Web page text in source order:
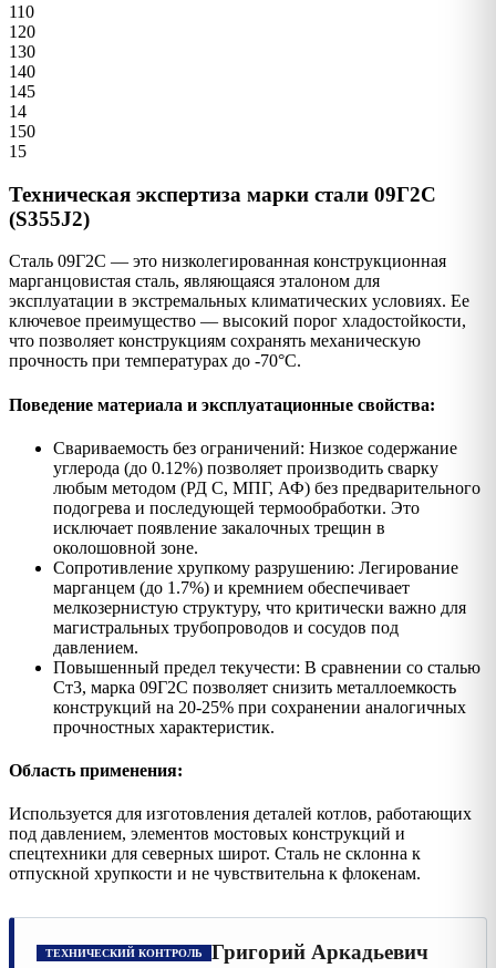
110
120
130
140
145
14
150
15
Техническая экспертиза марки стали 09Г2С
(S355J2)
Сталь 09Г2С — это низколегированная конструкционная
марганцовистая сталь, являющаяся эталоном для
эксплуатации в экстремальных климатических условиях. Ее
ключевое преимущество — высокий порог хладостойкости,
что позволяет конструкциям сохранять механическую
прочность при температурах до -70°C.
Поведение материала и эксплуатационные свойства:
Свариваемость без ограничений: Низкое содержание
углерода (до 0.12%) позволяет производить сварку
любым методом (РД С, МПГ, АФ) без предварительного
подогрева и последующей термообработки. Это
исключает появление закалочных трещин в
околошовной зоне.
Сопротивление хрупкому разрушению: Легирование
марганцем (до 1.7%) и кремнием обеспечивает
мелкозернистую структуру, что критически важно для
магистральных трубопроводов и сосудов под
давлением.
Повышенный предел текучести: В сравнении со сталью
Ст3, марка 09Г2С позволяет снизить металлоемкость
конструкций на 20-25% при сохранении аналогичных
прочностных характеристик.
Область применения:
Используется для изготовления деталей котлов, работающих
под давлением, элементов мостовых конструкций и
спецтехники для северных широт. Сталь не склонна к
отпускной хрупкости и не чувствительна к флокенам.
ТЕХНИЧЕСКИЙ КОНТРОЛЬ Григорий Аркадьевич